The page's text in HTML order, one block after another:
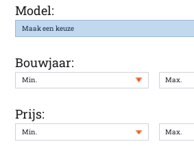
Model:
Bouwjaar:
Prijs: